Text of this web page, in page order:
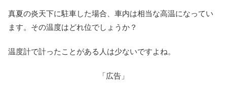
真夏の炎天下に駐車した場合、車内は相当な高温になってい
ます。その温度はどれ位でしょうか？
温度計で計ったことがある人は少ないですよね。
「広告」